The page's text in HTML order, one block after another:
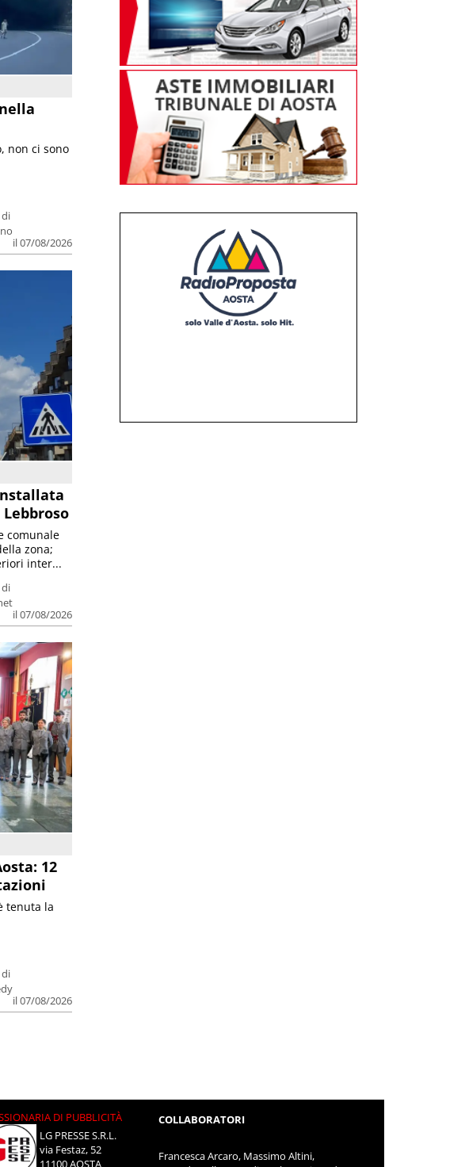
di
il 07/08/2026
non ci sono
di
il 07/08/2026
comunale
zona;
inter...
12
di
il 07/08/2026
tenuta la
DI PUBBLICITÀ
LG PRESSE S.R.L.
via Festaz, 52
11100 AOSTA
COLLABORATORI
Francesca Arcaro, Massimo Altini,